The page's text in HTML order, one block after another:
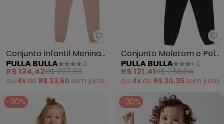
Pulla Bulla - Conjunto Infantil
Conjunto Infantil Menina
Moletom ( Bege )
PULLA BULLA
R$ 134,42R$ 227,63
ou 4x de R$ 33,60 sem juros
Conjunto Moletom e Pelo
(Bege)
PULLA BULLA
R$ 121,41R$ 256,84
ou 4x de R$ 30,35 sem juros
-30% -30%